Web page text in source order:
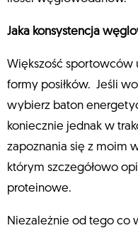
Jaka konsystencja
Większość sportowców
formy posiłków. Jeśli
wybierz baton
koniecznie jednak w
zapoznania się z moim
którym szczegółowo
proteinowe.
Niezależnie od tego co